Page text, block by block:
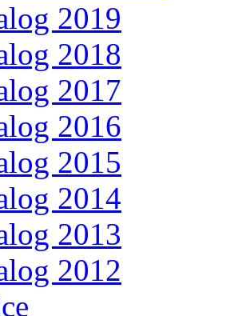
2019
2018
2017
2016
2015
2014
2013
2012